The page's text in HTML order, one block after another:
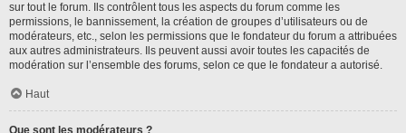
sur tout le forum. Ils contrôlent tous les aspects du forum comme les
permissions, le bannissement, la création de groupes d’utilisateurs ou de
modérateurs, etc., selon les permissions que le fondateur du forum a attribuées
aux autres administrateurs. Ils peuvent aussi avoir toutes les capacités de
modération sur l’ensemble des forums, selon ce que le fondateur a autorisé.
Haut
Que sont les modérateurs ?